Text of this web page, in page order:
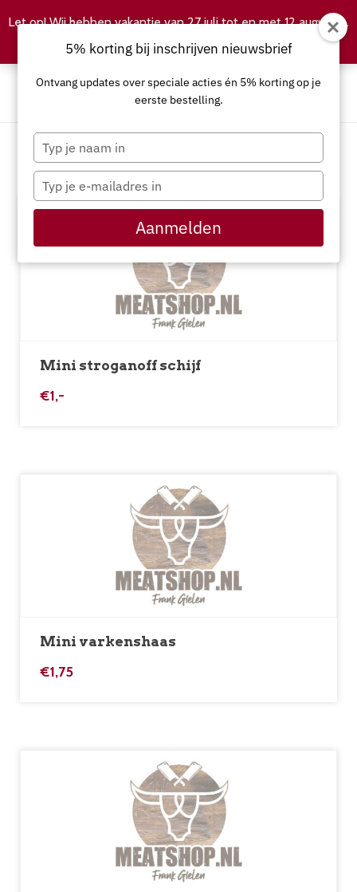
Assortiment
Mini stroganoff schijf
€1,-
Mini varkenshaas
€1,75
5% korting bij inschrijven nieuwsbrief
Ontvang updates over speciale acties én 5% korting op je
eerste bestelling.
Typ
je
naam
Typ
je
e-
in
Aanmelden
Let op! Wij hebben vakantie van 27 juli tot en met 12 augustus.
Negeren